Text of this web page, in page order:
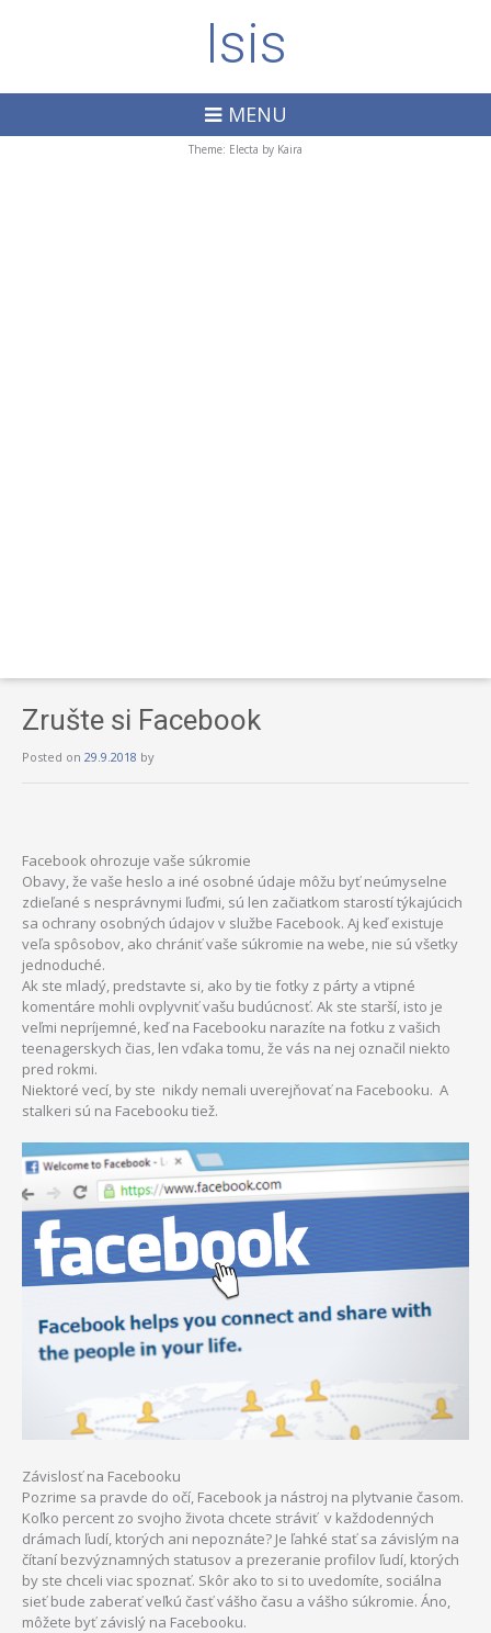
Isis
MENU
Theme: Electa by Kaira
Zrušte si Facebook
Posted on 29.9.2018 by
Facebook ohrozuje vaše súkromie
Obavy, že vaše heslo a iné osobné údaje môžu byť neúmyselne
zdieľané s nesprávnymi ľuďmi, sú len začiatkom starostí týkajúcich
sa ochrany osobných údajov v službe Facebook. Aj keď existuje
veľa spôsobov, ako chrániť vaše súkromie na webe, nie sú všetky
jednoduché.
Ak ste mladý, predstavte si, ako by tie fotky z párty a vtipné
komentáre mohli ovplyvniť vašu budúcnosť. Ak ste starší, isto je
veľmi nepríjemné, keď na Facebooku narazíte na fotku z vašich
teenagerskych čias, len vďaka tomu, že vás na nej označil niekto
pred rokmi.
Niektoré vecí, by ste nikdy nemali uverejňovať na Facebooku. A
stalkeri sú na Facebooku tiež.
Závislosť na Facebooku
Pozrime sa pravde do očí, Facebook ja nástroj na plytvanie časom.
Koľko percent zo svojho života chcete stráviť v každodenných
drámach ľudí, ktorých ani nepoznáte? Je ľahké stať sa závislým na
čítaní bezvýznamných statusov a prezeranie profilov ľudí, ktorých
by ste chceli viac spoznať. Skôr ako to si to uvedomíte, sociálna
sieť bude zaberať veľkú časť vášho času a vášho súkromie. Áno,
môžete byť závislý na Facebooku.